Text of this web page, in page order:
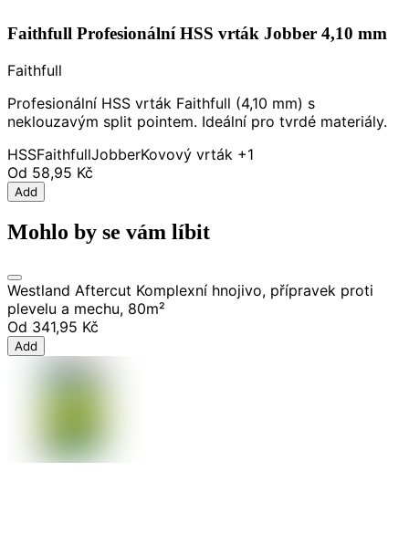
Faithfull Profesionální HSS vrták Jobber 4,10 mm
Faithfull
Profesionální HSS vrták Faithfull (4,10 mm) s
neklouzavým split pointem. Ideální pro tvrdé materiály.
HSSFaithfullJobberKovový vrták +1
Od 58,95 Kč
Add
Mohlo by se vám líbit
Westland Aftercut Komplexní hnojivo, přípravek proti
plevelu a mechu, 80m²
Od 341,95 Kč
Add